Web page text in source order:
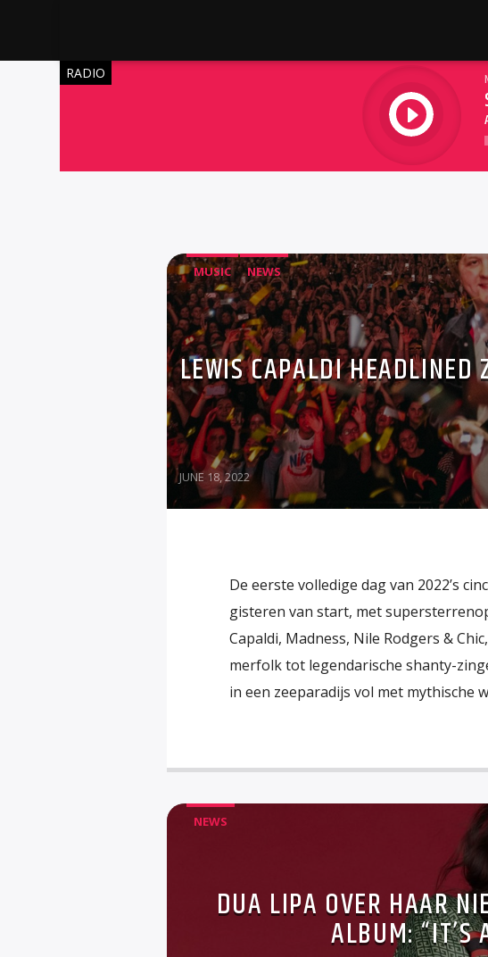
RADIO
play
MUSIC NEWS
LEWIS CAPALDI HEADLINED
JUNE 18, 2022
De eerste volledige dag van 2022’s
gisteren van start, met
Capaldi, Madness, Nile Rodgers &
merfolk tot legendarische shanty-
in een zeeparadijs vol met mythische
NEWS
DUA LIPA OVER HAAR
ALBUM: “IT’S